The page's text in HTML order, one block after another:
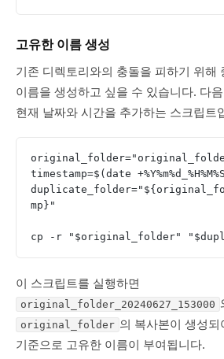
고유한 이름 생성
기존 디렉토리와의 충돌을 피하기 위해
이름을 생성하고 싶을 수 있습니다. 다
현재 날짜와 시간을 추가하는 스크립트
timestamp=$(date
mp}"
cp -r "$original_folder"
이 스크립트를 실행하면
original_folder_20240627_153000
original_folder 의 복사본이 생성
기준으로 고유한 이름이 부여됩니다.